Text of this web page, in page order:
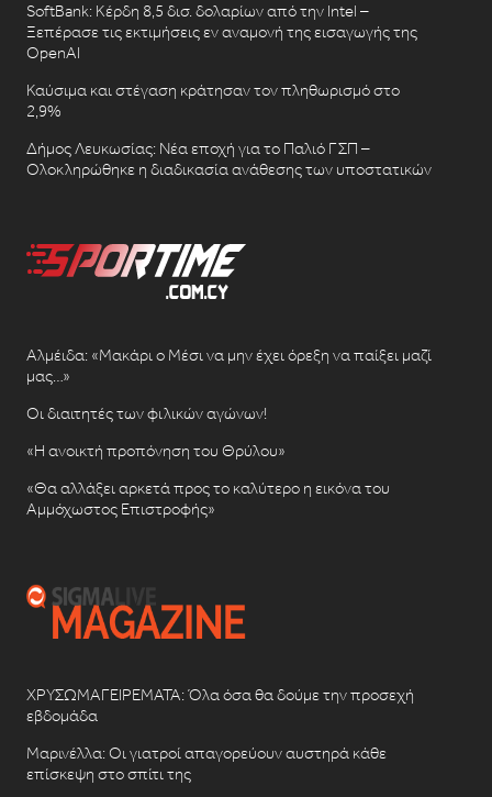
SoftBank: Κέρδη 8,5 δισ. δολαρίων από την Intel –
Ξεπέρασε τις εκτιμήσεις εν αναμονή της εισαγωγής της
OpenAI
Καύσιμα και στέγαση κράτησαν τον πληθωρισμό στο
2,9%
Δήμος Λευκωσίας: Νέα εποχή για το Παλιό ΓΣΠ –
Ολοκληρώθηκε η διαδικασία ανάθεσης των υποστατικών
Αλμέιδα: «Μακάρι ο Μέσι να μην έχει όρεξη να παίξει μαζί
μας…»
Οι διαιτητές των φιλικών αγώνων!
«Η ανοικτή προπόνηση του Θρύλου»
«Θα αλλάξει αρκετά προς το καλύτερο η εικόνα του
Αμμόχωστος Επιστροφής»
ΧΡΥΣΩΜΑΓΕΙΡΕΜΑΤΑ: Όλα όσα θα δούμε την προσεχή
εβδομάδα
Μαρινέλλα: Οι γιατροί απαγορεύουν αυστηρά κάθε
επίσκεψη στο σπίτι της